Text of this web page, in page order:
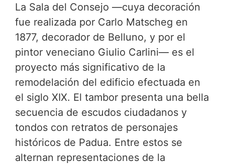
La Sala del Consejo —cuya decoración
fue realizada por Carlo Matscheg en
1877, decorador de Belluno, y por el
pintor veneciano Giulio Carlini— es el
proyecto más significativo de la
remodelación del edificio efectuada en
el siglo XIX. El tambor presenta una bella
secuencia de escudos ciudadanos y
tondos con retratos de personajes
históricos de Padua. Entre estos se
alternan representaciones de la